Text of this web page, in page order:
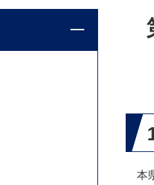
本